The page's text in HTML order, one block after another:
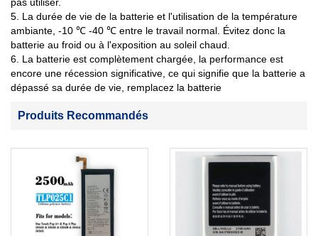
pas utiliser.
5. La durée de vie de la batterie et l'utilisation de la température
ambiante, -10 ℃ -40 ℃ entre le travail normal. Évitez donc la
batterie au froid ou à l'exposition au soleil chaud.
6. La batterie est complètement chargée, la performance est
encore une récession significative, ce qui signifie que la batterie a
dépassé sa durée de vie, remplacez la batterie
Produits Recommandés